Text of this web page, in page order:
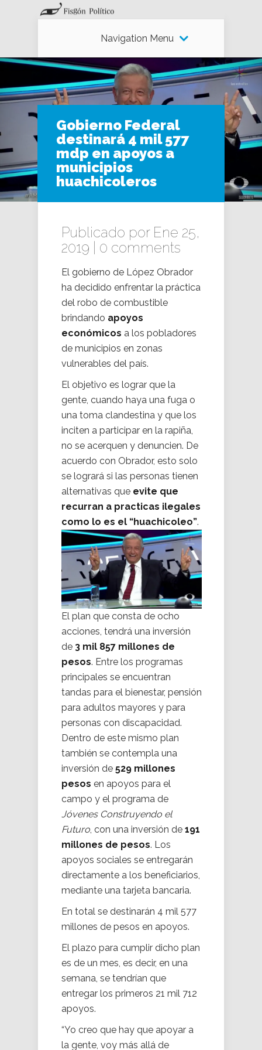
Navigation Menu
Gobierno Federal
destinará 4 mil 577
mdp en apoyos a
municipios
huachicoleros
Publicado por Ene 25,
2019 | 0 comments
El gobierno de López Obrador
ha decidido enfrentar la práctica
del robo de combustible
brindando apoyos
económicos a los pobladores
de municipios en zonas
vulnerables del país.
El objetivo es lograr que la
gente, cuando haya una fuga o
una toma clandestina y que los
inciten a participar en la rapiña,
no se acerquen y denuncien. De
acuerdo con Obrador, esto solo
se logrará si las personas tienen
alternativas que evite que
recurran a practicas ilegales
como lo es el “huachicoleo”.
El plan que consta de ocho
acciones, tendrá una inversión
de 3 mil 857 millones de
pesos. Entre los programas
principales se encuentran
tandas para el bienestar, pensión
para adultos mayores y para
personas con discapacidad.
Dentro de este mismo plan
también se contempla una
inversión de 529 millones
pesos en apoyos para el
campo y el programa de
Jóvenes Construyendo el
Futuro, con una inversión de 191
millones de pesos. Los
apoyos sociales se entregarán
directamente a los beneficiarios,
mediante una tarjeta bancaria.
En total se destinarán 4 mil 577
millones de pesos en apoyos.
El plazo para cumplir dicho plan
es de un mes, es decir, en una
semana, se tendrían que
entregar los primeros 21 mil 712
apoyos.
“Yo creo que hay que apoyar a
la gente, voy más allá de